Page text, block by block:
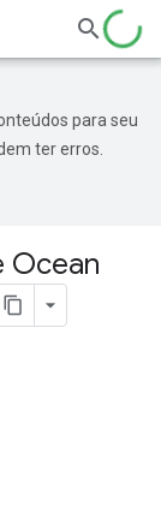
para seu
ter erros.
Ocean